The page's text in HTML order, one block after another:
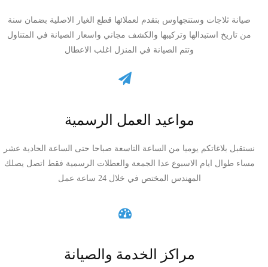
صيانة ثلاجات وستنجهاوس بتقدم لعملائها قطع الغيار الاصلية بضمان سنة
من تاريخ استبدالها وتركيبها والكشف مجاني واسعار الصيانة في المتناول
وتتم الصيانة في المنزل اغلب الاعطال
مواعيد العمل الرسمية
نستقبل بلاغاتكم يوميا من الساعة التاسعة صباحا حتى الساعة الحادية عشر
مساء طوال ايام الاسبوع عدا الجمعة والعطلات الرسمية فقط اتصل يصلك
المهندس المختص في خلال 24 ساعة عمل
مراكز الخدمة والصيانة